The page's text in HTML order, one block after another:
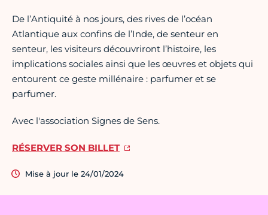
De l’Antiquité à nos jours, des rives de l’océan
Atlantique aux confins de l’Inde, de senteur en
senteur, les visiteurs découvriront l’histoire, les
implications sociales ainsi que les œuvres et objets qui
entourent ce geste millénaire : parfumer et se
parfumer.
Avec l'association Signes de Sens.
RÉSERVER SON BILLET
Mise à jour le 24/01/2024